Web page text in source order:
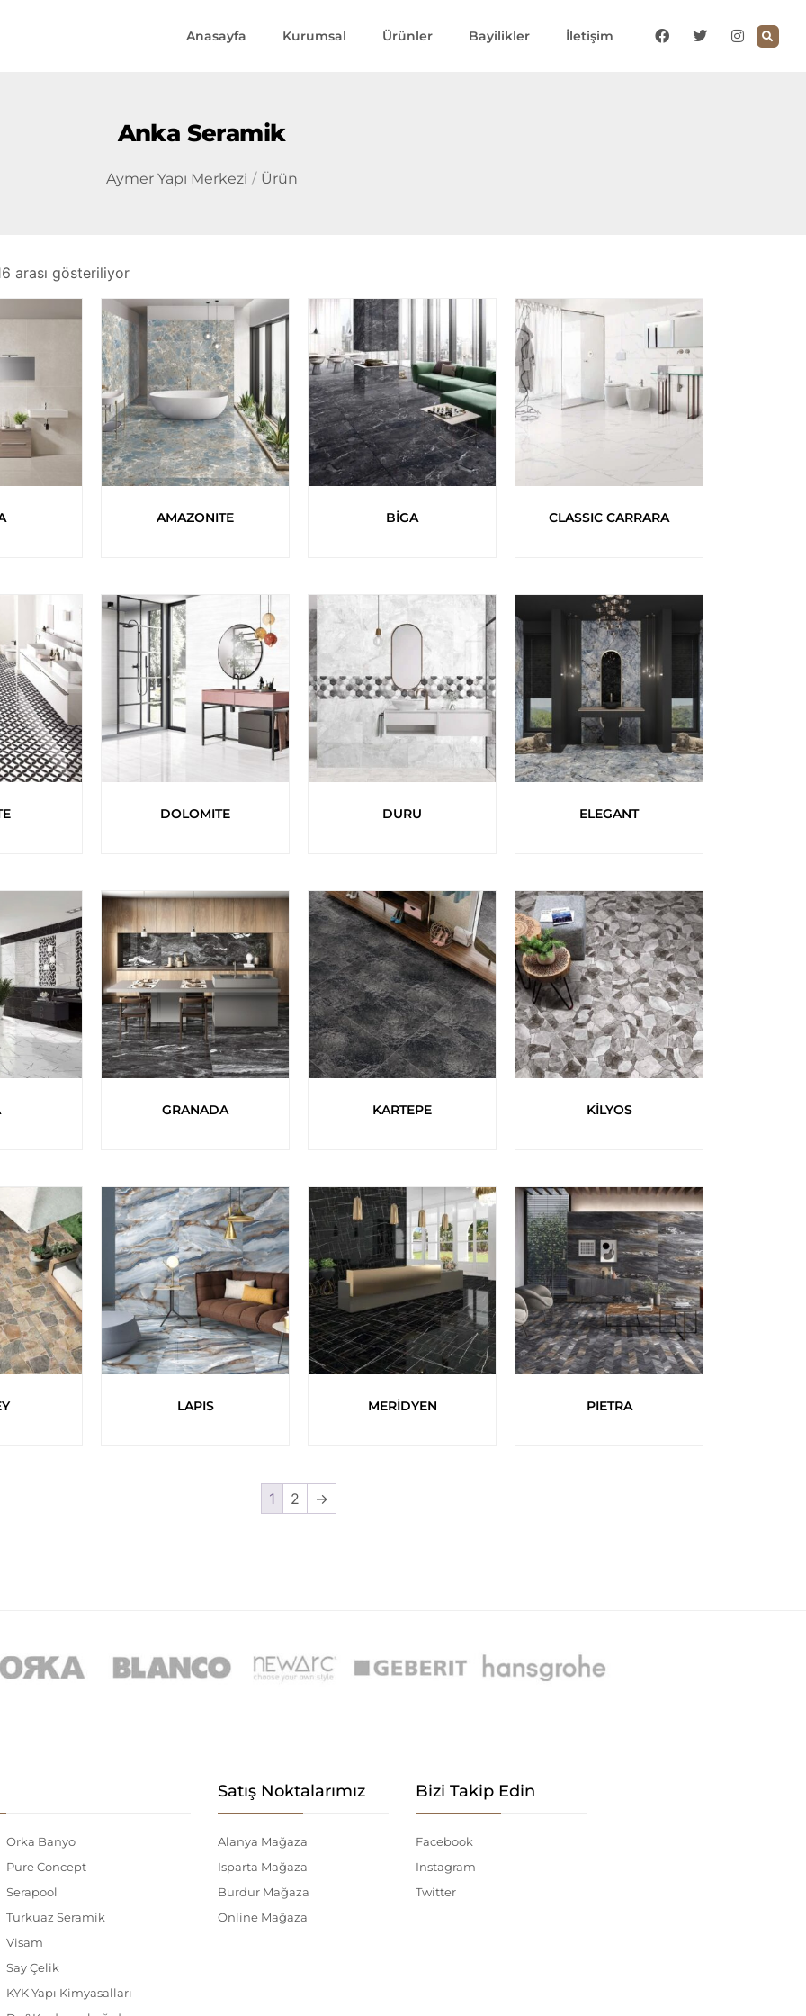
Anasayfa Kurumsal Ürünler Bayilikler İletişim
Anka Seramik
Aymer Yapı Merkezi Ürün
arası gösteriliyor
AMAZONITE BİGA CLASSIC CARRARA
DOLOMITE DURU ELEGANT
GRANADA KARTEPE KİLYOS
LAPIS MERİDYEN PIETRA
1 2 →
Orka Banyo
Pure Concept
Serapool
Turkuaz Seramik
Visam
Say Çelik
KYK Yapı Kimyasalları
Satış Noktalarımız
Alanya Mağaza
Isparta Mağaza
Burdur Mağaza
Online Mağaza
Bizi Takip Edin
Facebook
Instagram
Twitter